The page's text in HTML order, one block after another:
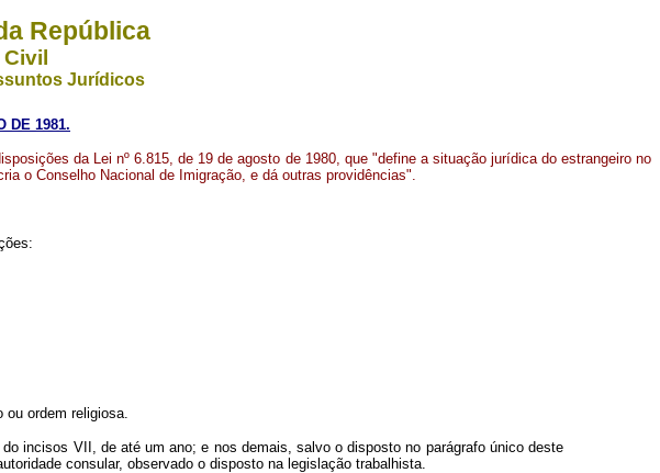
República
Jurídicos
DE 1981.
da Lei nº 6.815, de 19 de agosto de 1980, que "define a situação jurídica do estrangeiro no
o Conselho Nacional de Imigração, e dá outras providências".
ou ordem religiosa.
incisos VII, de até um ano; e nos demais, salvo o disposto no parágrafo único deste
consular, observado o disposto na legislação trabalhista.